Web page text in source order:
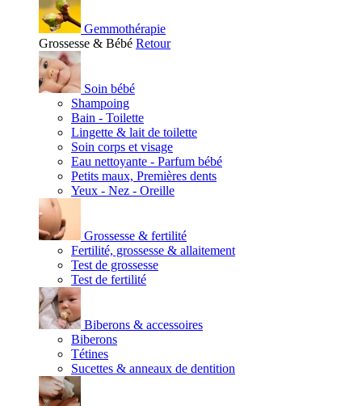
Gemmothérapie
Grossesse & Bébé Retour
Soin bébé
Shampoing
Bain - Toilette
Lingette & lait de toilette
Soin corps et visage
Eau nettoyante - Parfum bébé
Petits maux, Premières dents
Yeux - Nez - Oreille
Grossesse & fertilité
Fertilité, grossesse & allaitement
Test de grossesse
Test de fertilité
Biberons & accessoires
Biberons
Tétines
Sucettes & anneaux de dentition